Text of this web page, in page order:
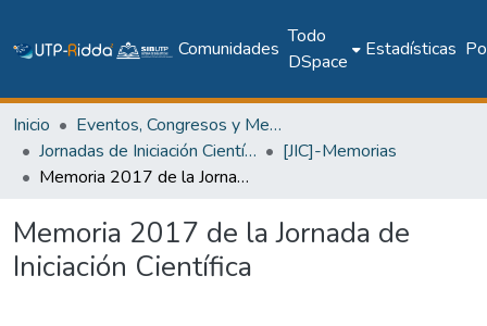
Comunidades
Todo
DSpace
Estadísticas
Inicio
Eventos, Congresos y Memorias Académicas
Jornadas de Iniciación Científica
[JIC]-Memorias
Memoria 2017 de la Jornada de Iniciación Científica
Memoria 2017 de la Jornada de
Iniciación Científica